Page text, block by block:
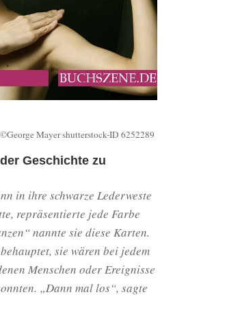
©George Mayer shutterstock-ID 6252289
Geschichte zu
in ihre schwarze Lederweste
repräsentierte jede Farbe
nannte sie diese Karten.
sie wären bei jedem
Menschen oder Ereignisse
„Dann mal los“, sagte